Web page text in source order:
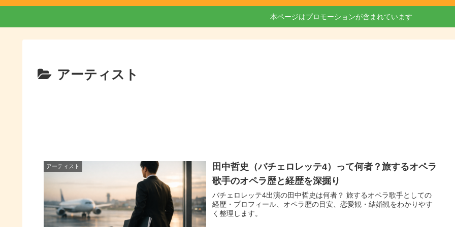
本ページはプロモーションが含まれています
アーティスト
アーティスト
田中哲史（バチェロレッテ4）って何者？旅するオペラ
歌手のオペラ歴と経歴を深掘り
バチェロレッテ4出演の田中哲史は何者？ 旅するオペラ歌手としての
経歴・プロフィール、オペラ歴の目安、恋愛観・結婚観をわかりやす
く整理します。